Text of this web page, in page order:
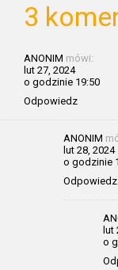
3
ANONIM mówi:
lut 27, 2024
o godzinie 19:50
Odpowiedz
ANONIM
lut 28, 2024
o godzinie
Odpowiedz
lut
o